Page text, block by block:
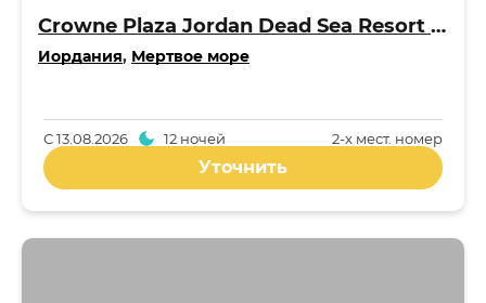
Crowne Plaza Jordan Dead Sea Resort & Spa 5*
Иордания, Мертвое море
2-x мест. номер
С13.08.2026 12 ночей
Уточнить